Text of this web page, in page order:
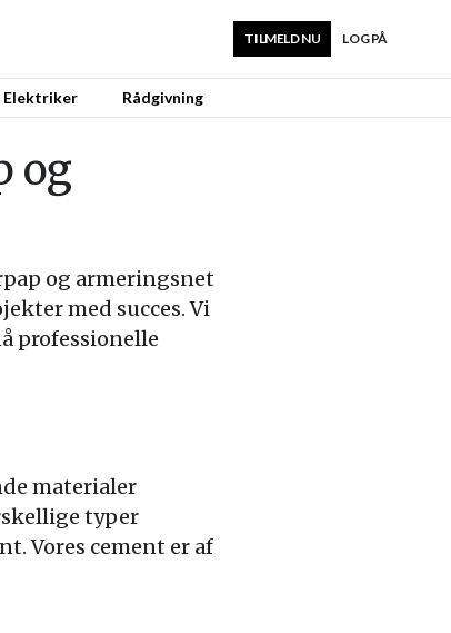
LOG PÅ
TILMELD NU
Elektriker Rådgivning
og
og armeringsnet
med succes. Vi
professionelle
materialer
typer
Vores cement er af